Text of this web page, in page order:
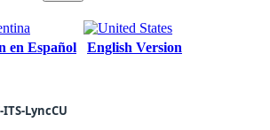
en Español English Version